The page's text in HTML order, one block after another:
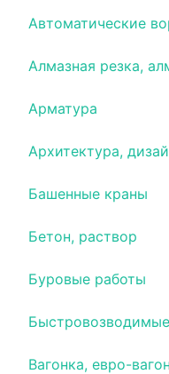
Автоматические
Алмазная резка,
Арматура
Архитектура,
Башенные краны
Бетон, раствор
Буровые работы
Вагонка, евро-